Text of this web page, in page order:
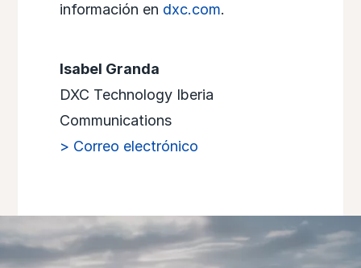
información en dxc.com.
Isabel Granda
DXC Technology Iberia
Communications
> Correo electrónico